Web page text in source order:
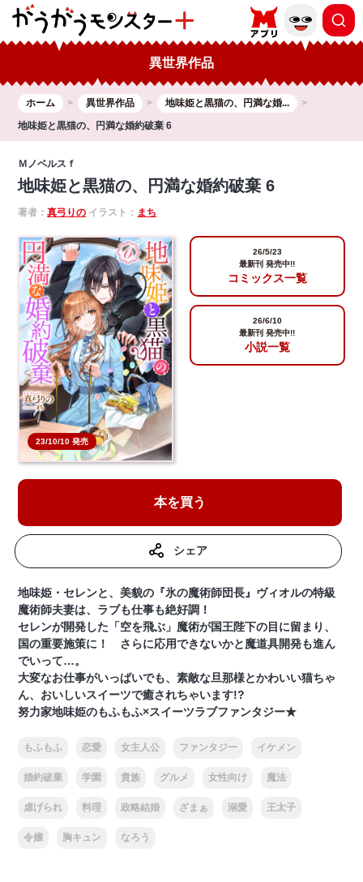
異世界作品
ホーム 異世界作品
地味姫と黒猫の、円満な婚...
地味姫と黒猫の、円満な婚約破棄 6
Ｍノベルスｆ
地味姫と黒猫の、円満な婚約破棄 6
著者：真弓りの イラスト： まち
23/10/10 発売
26/5/23
最新刊 発売中!!
コミックス一覧
26/6/10
最新刊 発売中!!
小説一覧
本を買う
シェア
地味姫・セレンと、美貌の『氷の魔術師団長』ヴィオルの特級
魔術師夫妻は、ラブも仕事も絶好調！
セレンが開発した「空を飛ぶ」魔術が国王陛下の目に留まり、
国の重要施策に！ さらに応用できないかと魔道具開発も進ん
でいって…。
大変なお仕事がいっぱいでも、素敵な旦那様とかわいい猫ちゃ
ん、おいしいスイーツで癒されちゃいます!?
努力家地味姫のもふもふ×スイーツラブファンタジー★
もふもふ 恋愛 女主人公 ファンタジー イケメン
婚約破棄 学園 貴族 グルメ 女性向け 魔法
虐げられ 料理 政略結婚 ざまぁ 溺愛 王太子
令嬢 胸キュン なろう